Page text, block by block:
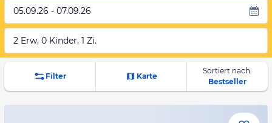
05.09.26 - 07.09.26
2 Erw, 0 Kinder, 1 Zi.
Filter Karte
Sortiert nach:
Bestseller